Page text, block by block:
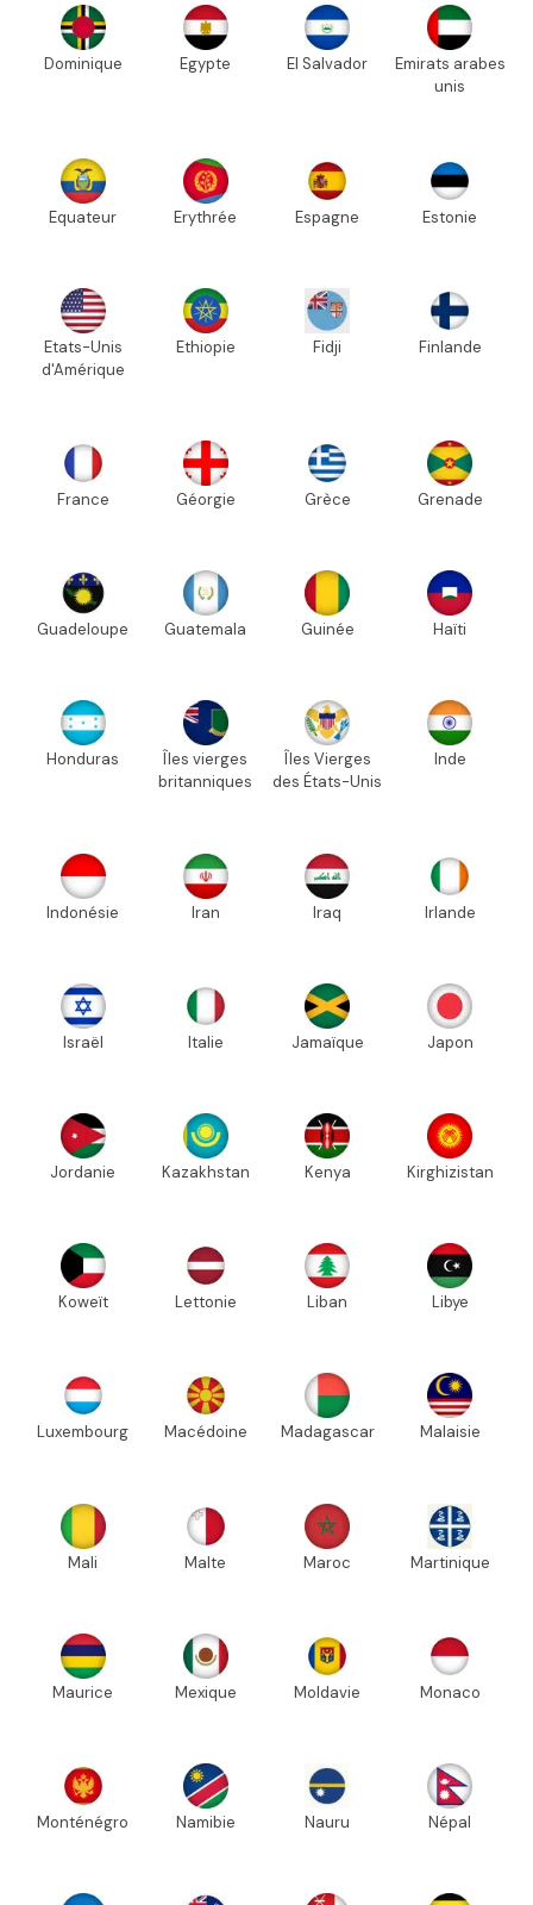
Dominique Egypte El Salvador
Emirats arabes
unis
Equateur Erythrée Espagne Estonie
Etats-Unis
d'Amérique
Ethiopie Fidji Finlande
France Géorgie Grèce Grenade
Guadeloupe Guatemala Guinée Haïti
Honduras
Îles vierges
britanniques
Îles Vierges
des États-Unis
Inde
Indonésie Iran Iraq Irlande
Israël Italie Jamaïque Japon
Jordanie Kazakhstan Kenya Kirghizistan
Koweït Lettonie Liban Libye
Luxembourg Macédoine Madagascar Malaisie
Mali Malte Maroc Martinique
Maurice Mexique Moldavie Monaco
Monténégro Namibie Nauru Népal